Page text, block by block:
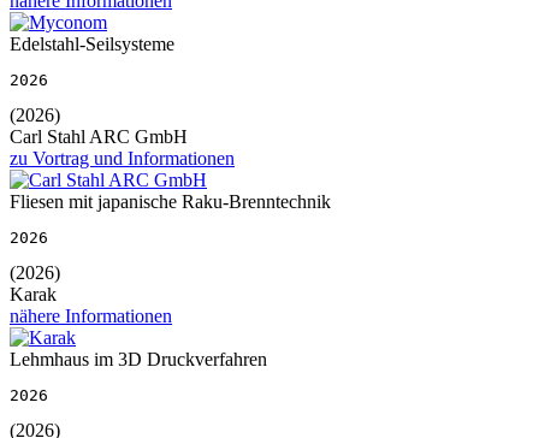
Edelstahl-Seilsysteme
2026
(2026)
Carl Stahl ARC GmbH
zu Vortrag und Informationen
Fliesen mit japanische Raku-Brenntechnik
2026
(2026)
Karak
nähere Informationen
Lehmhaus im 3D Druckverfahren
2026
(2026)